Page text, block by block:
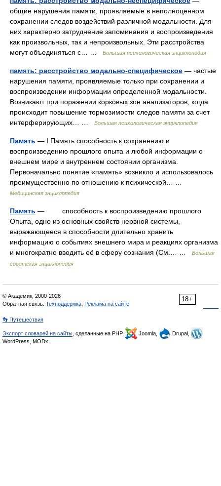
общие нарушения памяти, проявляемые в неполноценном
сохранении следов воздействий различной модальности. Для
них характерно затруднение запоминания и воспроизведения
как произвольных, так и непроизвольных. Эти расстройства
могут объединяться с… …
Большая психологическая энциклопедия
память: расстройство модально-специфическое — частые
нарушения памяти, проявляемые только при сохранении и
воспроизведении информации определенной модальности.
Возникают при поражении корковых зон анализаторов, когда
происходит повышение тормозимости следов памяти за счет
интерферирующих… …
Большая психологическая энциклопедия
Память — I Память способность к сохранению и
воспроизведению прошлого опыта и любой информации о
внешнем мире и внутреннем состоянии организма.
Первоначально понятие «память» возникло и использовалось
преимущественно по отношению к психической… …
Медицинская энциклопедия
Память — способность к воспроизведению прошлого
Опыта, одно из основных свойств нервной системы,
выражающееся в способности длительно хранить
информацию о событиях внешнего мира и реакциях организма
и многократно вводить её в сферу сознания (См.… …
Большая
советская энциклопедия
18+
© Академик, 2000-2026
Обратная связь: Техподдержка Реклама на сайте
👣 Путешествия
Экспорт словарей на сайты , сделанные на PHP, Joomla,
Drupal,
WordPress, MODx.